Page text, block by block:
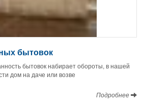
бытовок
бытовок набирает обороты, в нашей
дом на даче или возве
Подробнее